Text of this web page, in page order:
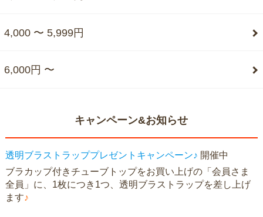
4,000 〜 5,999円
6,000円 〜
キャンペーン&お知らせ
透明ブラストラッププレゼントキャンペーン♪ 開催中
ブラカップ付きチューブトップをお買い上げの「会員さま
全員」に、1枚につき1つ、透明ブラストラップを差し上げ
ます♪